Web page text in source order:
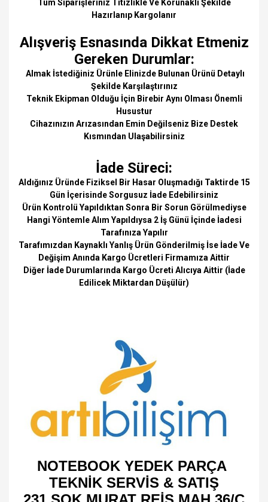
Tüm Siparişleriniz Titizlikle Ve Korunaklı Şekilde
Hazırlanıp Kargolanır
Alışveriş Esnasında Dikkat Etmeniz
Gereken Durumlar:
Almak İstediğiniz Ürünle Elinizde Bulunan Ürünü Detaylı
Şekilde Karşılaştırınız
Teknik Ekipman Olduğu İçin Birebir Aynı Olması Önemli
Husustur
Cihazınızın Arızasından Emin Değilseniz Bize Destek
Kısmından Ulaşabilirsiniz
İade Süreci:
Aldığınız Üründe Fiziksel Bir Hasar Oluşmadığı Taktirde 15
Gün İçerisinde Sorgusuz İade Edebilirsiniz
Ürün Kontrolü Yapıldıktan Sonra Bir Sorun Görülmediyse
Hangi Yöntemle Alım Yapıldıysa 2 İş Günü İçinde İadesi
Tarafınıza Yapılır
Tarafımızdan Kaynaklı Yanlış Ürün Gönderilmiş İse İade Ve
Değişim Anında Kargo Ücretleri Firmamıza Aittir
Diğer İade Durumlarında Kargo Ücreti Alıcıya Aittir (İade
Edilicek Miktardan Düşülür)
NOTEBOOK YEDEK PARÇA
TEKNİK SERVİS & SATIŞ